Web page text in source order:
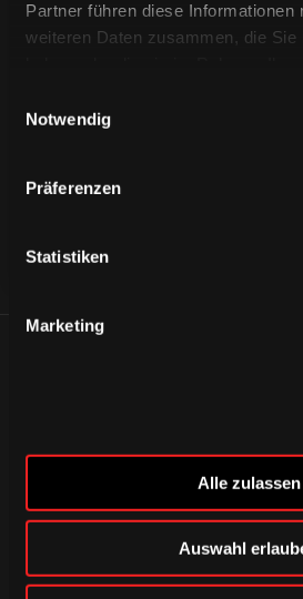
Partner führen diese Informationen
weiteren Daten zusammen, die Sie
Notwendig
Präferenzen
Statistiken
Marketing
Alle zulassen
Auswahl